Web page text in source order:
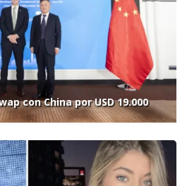
con China por USD 19.000